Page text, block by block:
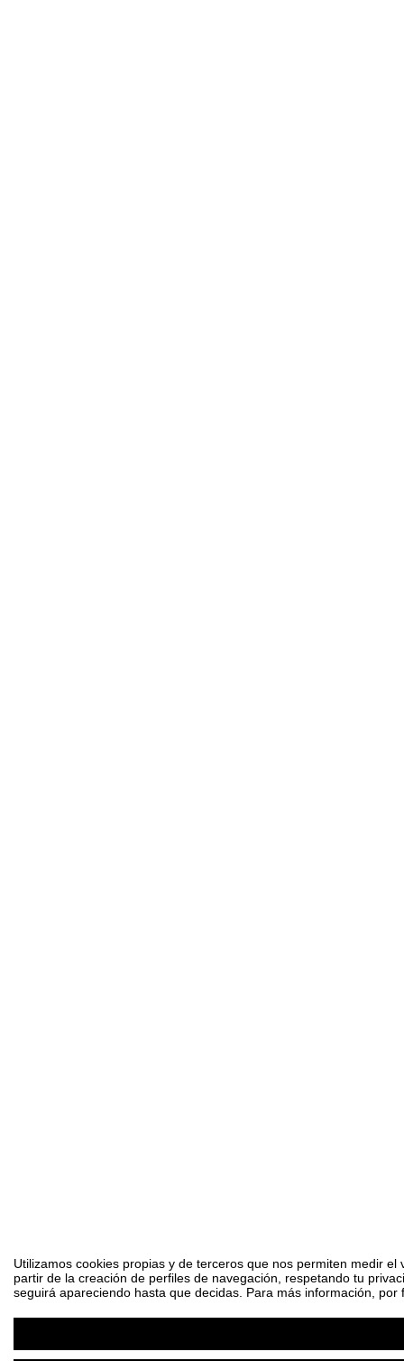
Utilizamos cookies propias y de terceros que nos permiten medir
partir de la creación de perfiles de navegación, respetando tu
seguirá apareciendo hasta que decidas. Para más información,